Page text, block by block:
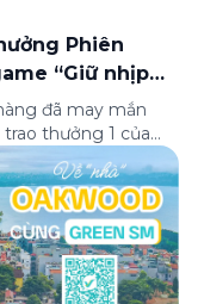
Phiên
“Giữ nhịp
đã may mắn
thưởng 1 của
sóng trực tiếp
– 21:00 ngày
công khai với sự